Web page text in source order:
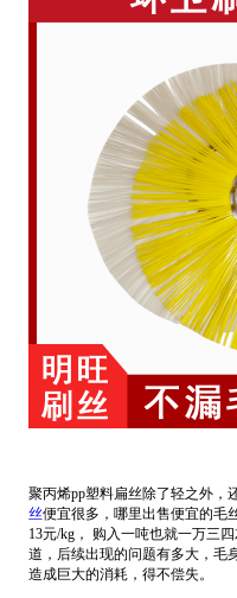
聚丙烯pp塑料扁丝除了轻之外，
丝便宜很多，哪里出售便宜的毛
13元/kg， 购入一吨也就一万三
道，后续出现的问题有多大，毛
造成巨大的消耗，得不偿失。